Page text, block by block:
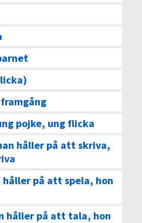
pojke, ung flicka
håller på att skriva,
håller på att spela, hon
håller på att tala, hon